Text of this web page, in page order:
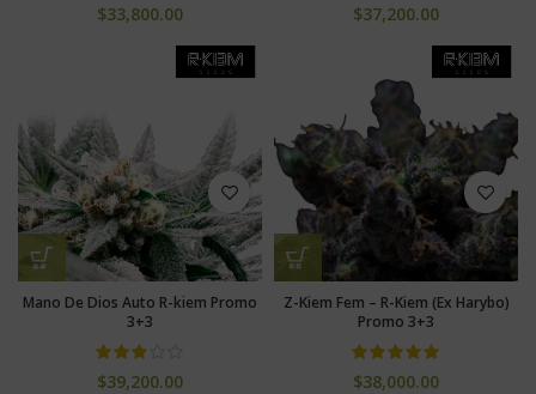
$33,800.00 $37,200.00
Mano De Dios Auto R-kiem Promo
3+3
$39,200.00
Z-Kiem Fem – R-Kiem (Ex Harybo)
Promo 3+3
$38,000.00